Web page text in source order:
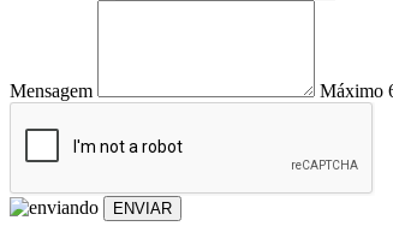
Mensagem Máximo
ENVIAR